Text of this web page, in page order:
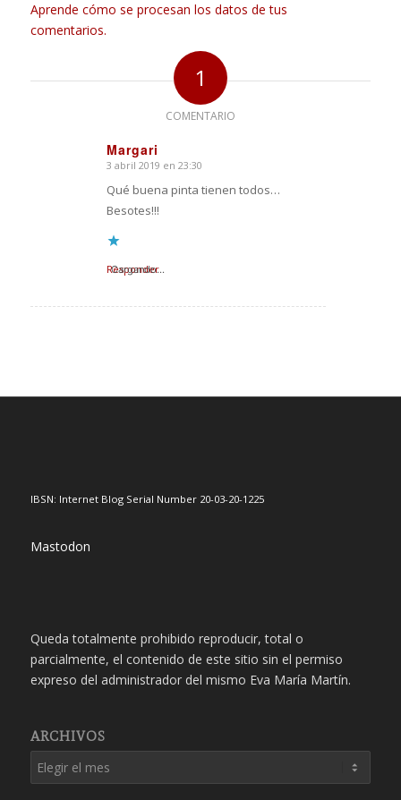
Aprende cómo se procesan los datos de tus
comentarios.
1
COMENTARIO
Margari
Dice:
3 abril 2019 en 23:30
Qué buena pinta tienen todos…
Besotes!!!
Cargando...
Responder
IBSN: Internet Blog Serial Number 20-03-20-1225
Mastodon
Queda totalmente prohibido reproducir, total o
parcialmente, el contenido de este sitio sin el permiso
expreso del administrador del mismo Eva María Martín.
ARCHIVOS